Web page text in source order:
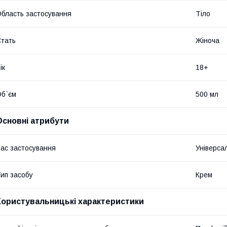
застосування Тіло
Жіноча
18+
500 мл
атрибути
застосування
засобу Крем
характеристики